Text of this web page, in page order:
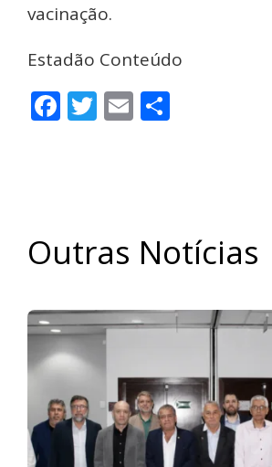
vacinação.
Estadão Conteúdo
Facebook
Twitter
Email
Outras Notícias